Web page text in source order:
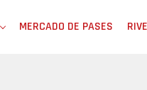
MERCADO DE PASES